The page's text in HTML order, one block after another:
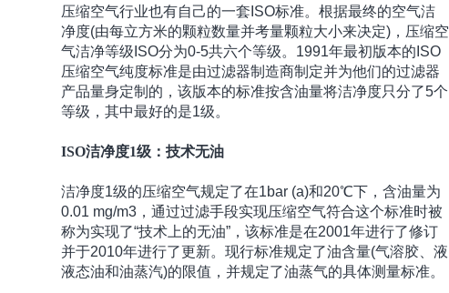
压缩空气行业也有自己的一套ISO标准。根据最终的空气洁
净度(由每立方米的颗粒数量并考量颗粒大小来决定)，压缩空
气洁净等级ISO分为0-5共六个等级。1991年最初版本的ISO
压缩空气纯度标准是由过滤器制造商制定并为他们的过滤器
产品量身定制的，该版本的标准按含油量将洁净度只分了5个
等级，其中最好的是1级。
ISO洁净度1级：技术无油
洁净度1级的压缩空气规定了在1bar (a)和20℃下，含油量为
0.01 mg/m3，通过过滤手段实现压缩空气符合这个标准时被
称为实现了“技术上的无油”，该标准是在2001年进行了修订
并于2010年进行了更新。现行标准规定了油含量(气溶胶、液
液态油和油蒸汽)的限值，并规定了油蒸气的具体测量标准。